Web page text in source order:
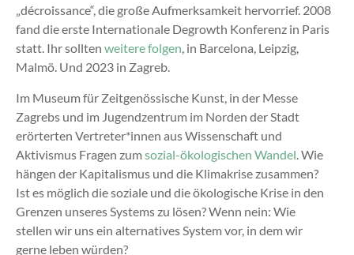
„décroissance“, die große Aufmerksamkeit hervorrief. 2008
fand die erste Internationale Degrowth Konferenz in Paris
statt. Ihr sollten weitere folgen, in Barcelona, Leipzig,
Malmö. Und 2023 in Zagreb.
Im Museum für Zeitgenössische Kunst, in der Messe
Zagrebs und im Jugendzentrum im Norden der Stadt
erörterten Vertreter*innen aus Wissenschaft und
Aktivismus Fragen zumsozial-ökologischen Wandel. Wie
hängen der Kapitalismus und die Klimakrise zusammen?
Ist es möglich die soziale und die ökologische Krise in den
Grenzen unseres Systems zu lösen? Wenn nein: Wie
stellen wir uns ein alternatives System vor, in dem wir
gerne leben würden?